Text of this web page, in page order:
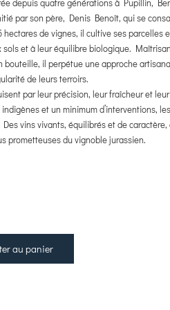
depuis quatre générations à Pupillin,
par son père, Denis Benoît, qui se
de vignes, il cultive ses parcelles
et à leur équilibre biologique.
bouteille, il perpétue une approche
de leurs terroirs.
par leur précision, leur fraîcheur et
et un minimum d’interventions,
vins vivants, équilibrés et de caractère,
prometteuses du vignoble jurassien.
au panier